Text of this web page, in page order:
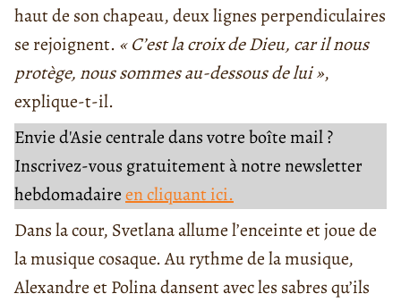
haut de son chapeau, deux lignes perpendiculaires
se rejoignent. « C’est la croix de Dieu, car il nous
protège, nous sommes au-dessous de lui »,
explique-t-il.
Envie d'Asie centrale dans votre boîte mail ?
Inscrivez-vous gratuitement à notre newsletter
hebdomadaireen cliquant ici.
Dans la cour, Svetlana allume l’enceinte et joue de
la musique cosaque. Au rythme de la musique,
Alexandre et Polina dansent avec les sabres qu’ils